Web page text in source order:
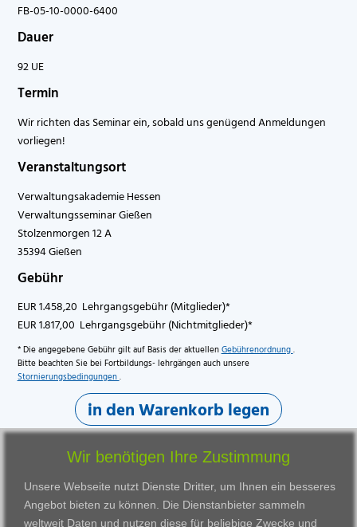
FB-05-10-0000-6400
Dauer
92 UE
Termin
Wir richten das Seminar ein, sobald uns genügend Anmeldungen
vorliegen!
Veranstaltungsort
Verwaltungsakademie Hessen
Verwaltungsseminar Gießen
Stolzenmorgen 12 A
35394 Gießen
Gebühr
EUR 1.458,20 Lehrgangsgebühr (Mitglieder)*
EUR 1.817,00 Lehrgangsgebühr (Nichtmitglieder)*
* Die angegebene Gebühr gilt auf Basis der aktuellenGebührenordnung.
Bitte beachten Sie bei Fortbildungs- lehrgängen auch unsere
Stornierungsbedingungen.
in den Warenkorb legen
Wir benötigen Ihre Zustimmung
Unsere Webseite nutzt Dienste Dritter, um Ihnen ein besseres
Angebot bieten zu können. Die Dienstanbieter sammeln
weltweit Daten und nutzen diese für beliebige Zwecke und